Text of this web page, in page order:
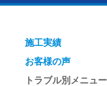
施工実績
お客様の声
トラブル別メニュー